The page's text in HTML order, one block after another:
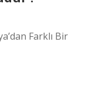
Farklı Bir